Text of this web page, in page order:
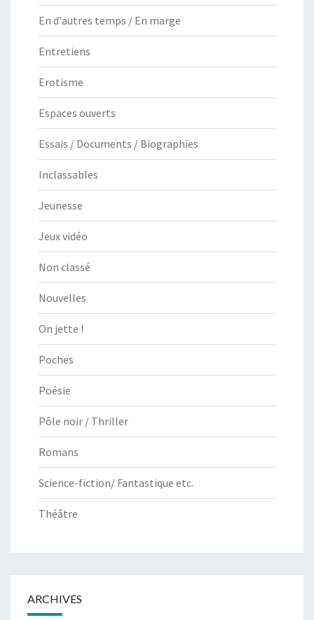
En d'autres temps / En marge
Entretiens
Erotisme
Espaces ouverts
Essais / Documents / Biographies
Inclassables
Jeunesse
Jeux vidéo
Non classé
Nouvelles
On jette !
Poches
Poésie
Pôle noir / Thriller
Romans
Science-fiction/ Fantastique etc.
Théâtre
ARCHIVES